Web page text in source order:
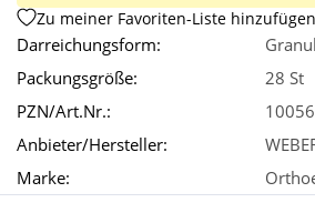
Zu meiner Favoriten-Liste hinzufügen
Darreichungsform:
Packungsgröße:
28 St
PZN/Art.Nr.:
Anbieter/Hersteller:
Marke: